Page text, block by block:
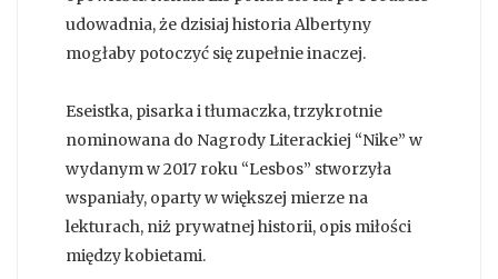
udowadnia, że dzisiaj historia Albertyny
mogłaby potoczyć się zupełnie inaczej.
Eseistka, pisarka i tłumaczka, trzykrotnie
nominowana do Nagrody Literackiej “Nike” w
wydanym w 2017 roku “Lesbos” stworzyła
wspaniały, oparty w większej mierze na
lekturach, niż prywatnej historii, opis miłości
między kobietami.